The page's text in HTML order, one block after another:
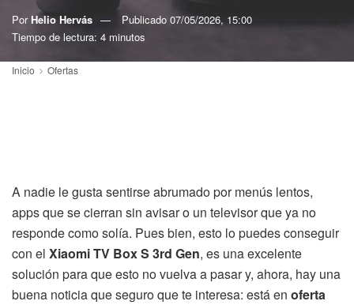
Por Helio Hervás Publicado 07/05/2026, 15:00
Tiempo de lectura: 4 minutos
Inicio Ofertas
A nadie le gusta sentirse abrumado por menús lentos,
apps que se cierran sin avisar o un televisor que ya no
responde como solía. Pues bien, esto lo puedes conseguir
con el Xiaomi TV Box S 3rd Gen, es una excelente
solución para que esto no vuelva a pasar y, ahora, hay una
buena noticia que seguro que te interesa: está en oferta